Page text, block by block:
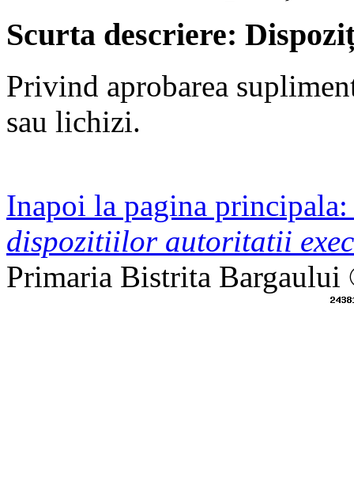
Scurta descriere:
Privind aprobarea
sau lichizi.
Inapoi la pagina
dispozitiilor autoritatii
Primaria Bistrita Bargaului